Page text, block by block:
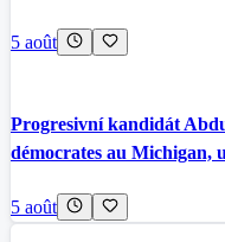
5 août
Progresivní kandidát
démocrates au Michigan,
5 août